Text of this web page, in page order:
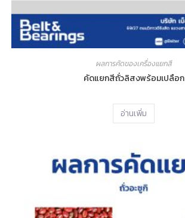
ผลการคัดของเครื่องแยกสี
คัดแยกสีถั่วลิสงพร้อมเปลือก
อ่านเพิ่ม